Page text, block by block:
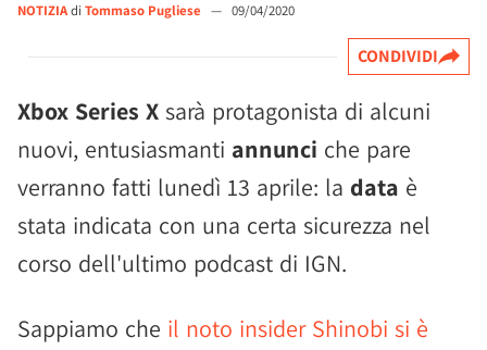
NOTIZIAdi Tommaso Pugliese — 09/04/2020
CONDIVIDI
Xbox Series X sarà protagonista di alcuni
nuovi, entusiasmanti annunci che pare
verranno fatti lunedì 13 aprile: la data è
stata indicata con una certa sicurezza nel
corso dell'ultimo podcast di IGN.
Sappiamo che il noto insider Shinobi si è